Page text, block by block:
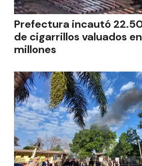
Prefectura incautó
de cigarrillos valuados
millones